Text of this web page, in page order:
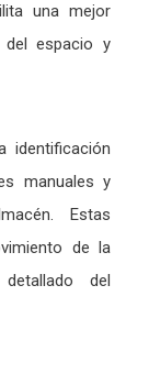
una mejor
del espacio y
identificación
manuales y
Estas
de la
del